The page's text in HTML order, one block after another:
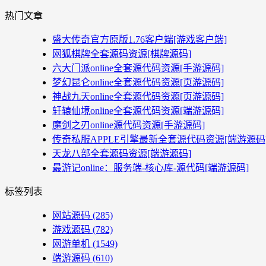
热门文章
盛大传奇官方原版1.76客户端[游戏客户端]
网狐棋牌全套源码资源[棋牌源码]
六大门派online全套源代码资源[手游源码]
梦幻昆仑online全套源代码资源[页游源码]
神战九天online全套源代码资源[页游源码]
轩辕仙境online全套源代码资源[端游源码]
魔剑之刃online源代码资源[手游源码]
传奇私服APPLE引擎最新全套源代码资源[端游源
天龙八部全套源码资源[端游源码]
最游记online：服务端-核心库-源代码[端游源码]
标签列表
网站源码 (285)
游戏源码 (782)
网游单机 (1549)
端游源码 (610)